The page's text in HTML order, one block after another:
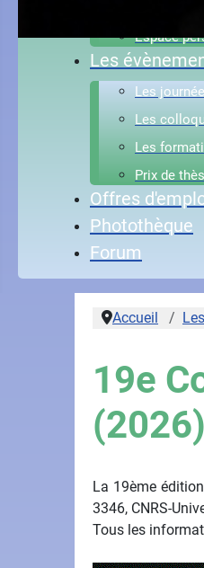
Devenir
Espace
Les
Les
Les
Les
Prix de
Offres
Photothèque
Forum
Accueil
19e
(2026)
La 19ème
3346, CNRS-
Tous les